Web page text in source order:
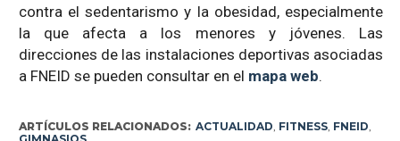
contra el sedentarismo y la obesidad, especialmente
la que afecta a los menores y jóvenes. Las
direcciones de las instalaciones deportivas asociadas
a FNEID se pueden consultar en el mapa web.
ARTÍCULOS RELACIONADOS: ACTUALIDAD, FITNESS, FNEID,